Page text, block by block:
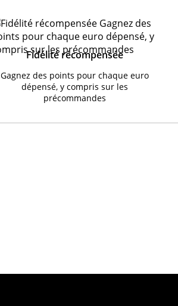
Fidélité récompensée
Gagnez des points pour chaque euro
dépensé, y compris sur les
précommandes